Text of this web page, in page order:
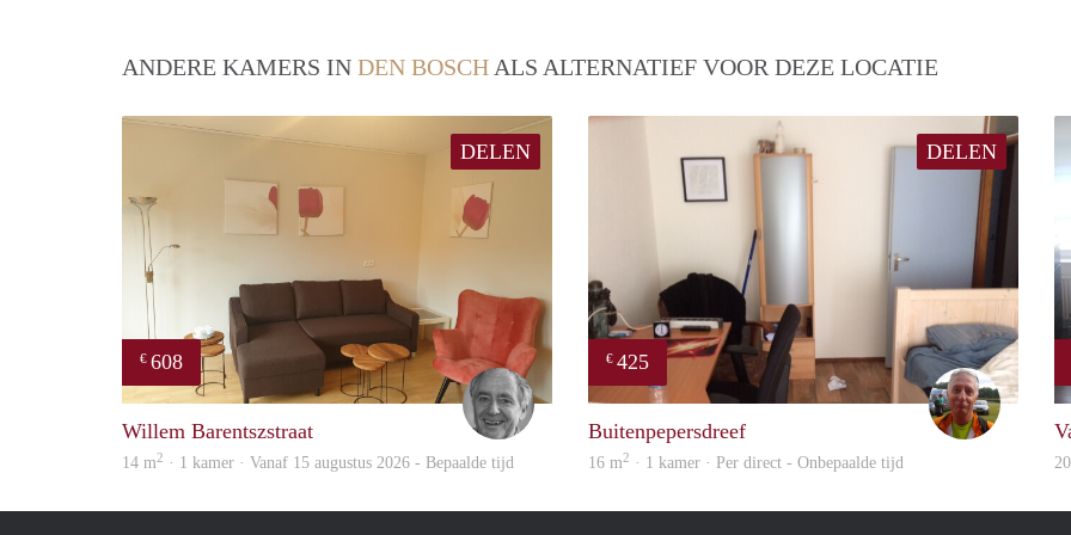
ANDERE KAMERS IN DEN BOSCH ALS ALTERNATIEF VOOR DEZE LOCATIE
DELEN
€ 608
Willem Barentszstraat
14 m2 · 1 kamer · Vanaf 15 augustus 2026 - Bepaalde tijd
DELEN
€ 425
wim
Buitenpepersdreef
16 m2 · 1 kamer · Per direct - Onbepaalde tijd